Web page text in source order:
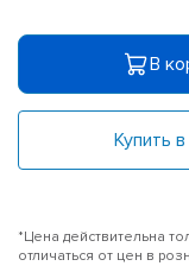
В
Купить
*Цена действительна
отличаться от цен в